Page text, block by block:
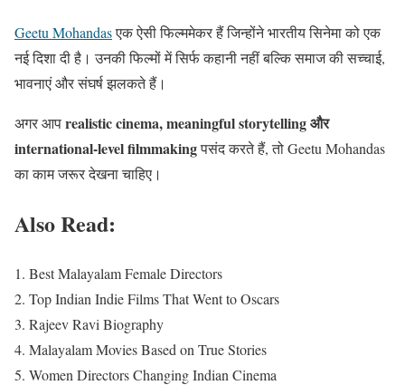
Geetu Mohandasएक ऐसी फिल्ममेकर हैं जिन्होंने भारतीय सिनेमा को एक
नई दिशा दी है। उनकी फिल्मों में सिर्फ कहानी नहीं बल्कि समाज की सच्चाई,
भावनाएं और संघर्ष झलकते हैं।
अगर आपrealistic cinema, meaningful storytelling और
international-level filmmakingपसंद करते हैं, तो Geetu Mohandas
का काम जरूर देखना चाहिए।
Also Read:
Best Malayalam Female Directors
Top Indian Indie Films That Went to Oscars
Rajeev Ravi Biography
Malayalam Movies Based on True Stories
Women Directors Changing Indian Cinema